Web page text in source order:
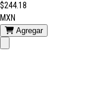
$244.18
MXN
Agregar